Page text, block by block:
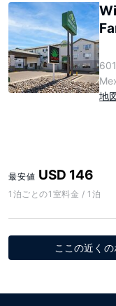
地
最安値 USD 146
1泊ごとの1室料金 / 1泊
ここの近く